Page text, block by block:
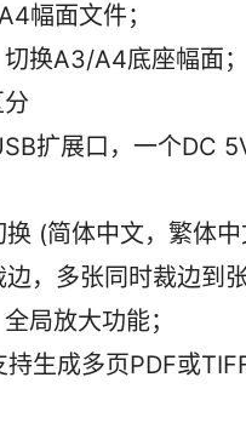
幅面文件；
换A3/A4底座幅面
扩展口，一个DC
(简体中文，繁体中
，多张同时裁边到
放大功能；
成多页PDF或